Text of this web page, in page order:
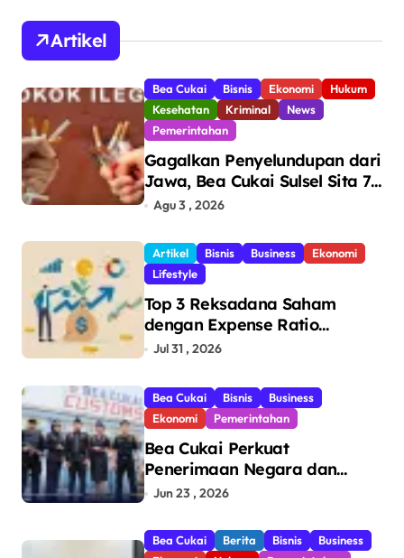
Artikel
Bea Cukai Bisnis Ekonomi
Hukum
Kesehatan
Kriminal
News
Pemerintahan
Gagalkan Penyelundupan dari
Jawa, Bea Cukai Sulsel Sita 7,8
Juta Batang Rokok Ilegal
Makassar
Agu 3 , 2026
Artikel Bisnis Business
Ekonomi
Lifestyle
Top 3 Reksadana Saham
dengan Expense Ratio
Terendah
Jul 31 , 2026
Bea Cukai Bisnis
Business
Ekonomi
Pemerintahan
Bea Cukai Perkuat
Penerimaan Negara dan
Pengawasan, Setor Rp123,8
Jun 23 , 2026
Bea Cukai Berita Bisnis
Business